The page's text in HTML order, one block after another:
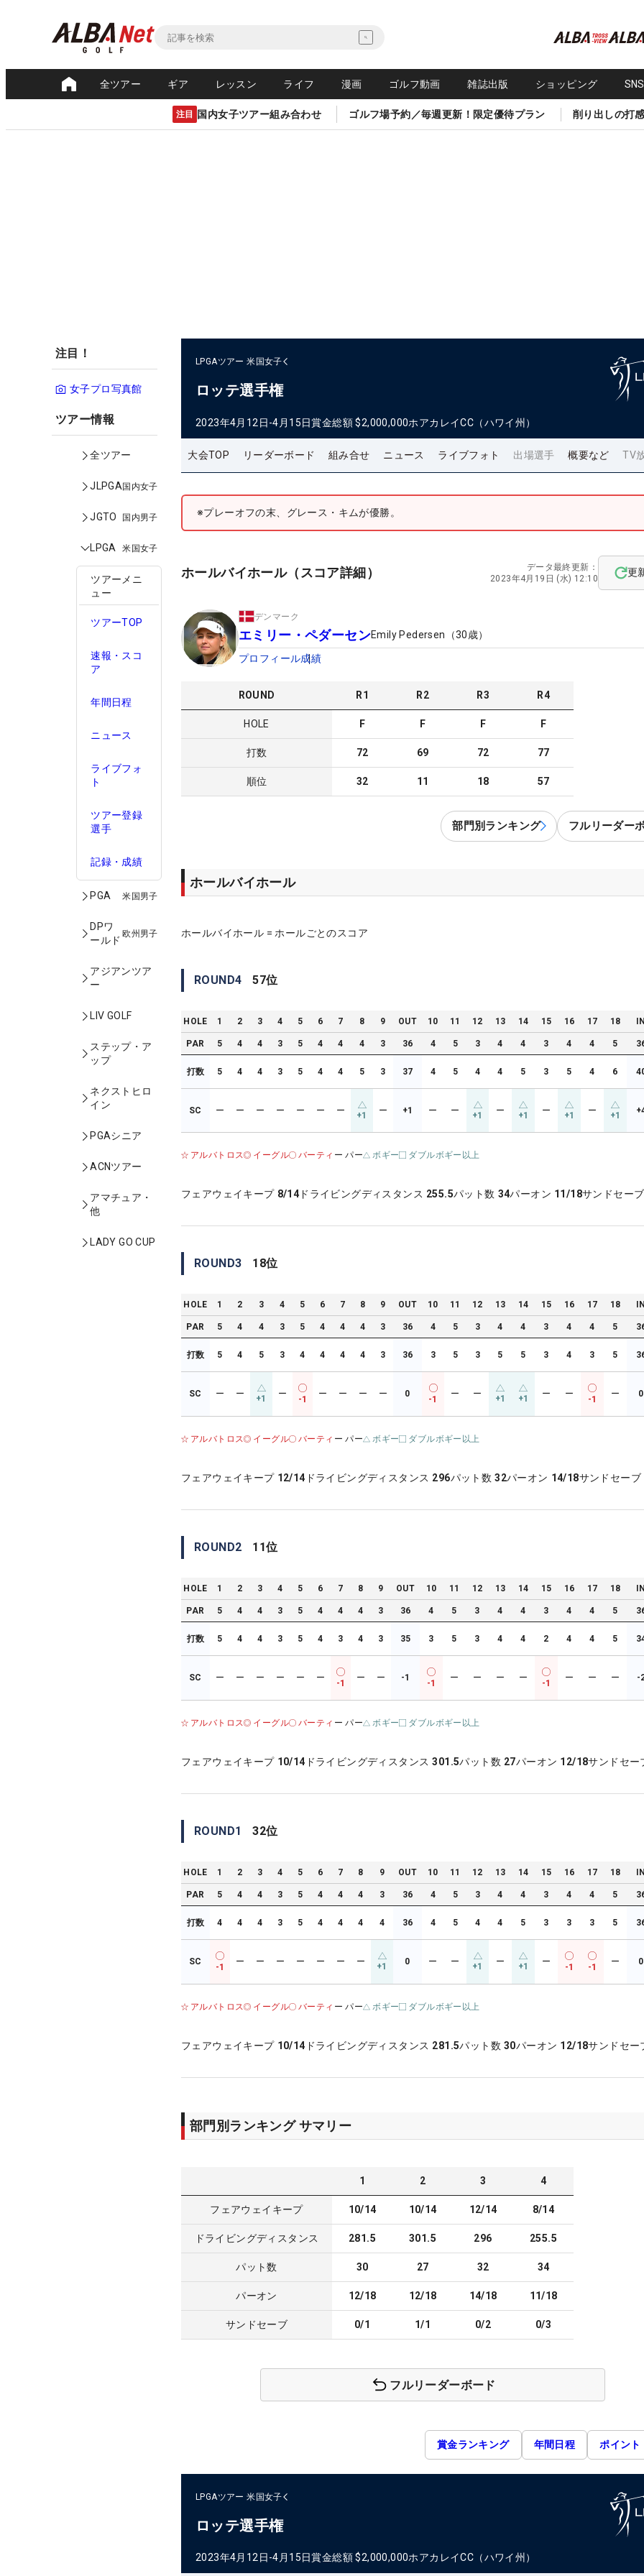
全ツアー ギア レッスン ライフ 漫画 ゴルフ動画 雑誌出版 ショッピング
注目 国内女子ツアー組み合わせ ゴルフ場予約／毎週更新！限定優待プラン 削り出しの打
注目！
女子プロ写真館
ツアー情報
全ツアー
JLPGA国内女子
JGTO 国内男子
LPGA 米国女子
ツアーメニ
ュー
ツアーTOP
速報・スコ
ア
年間日程
ニュース
ライブフォ
ト
ツアー登録
選手
記録・成績
PGA 米国男子
DPワ
ールド
欧州男子
アジアンツア
ー
LIV GOLF
ステップ・ア
ップ
ネクストヒロ
イン
PGAシニア
ACNツアー
アマチュア・
他
LADY GO CUP
LPGAツアー 米国女子
ロッテ選手権
2023年4月12日-4月15日賞金総額 $2,000,000ホアカレイCC（ハワイ州）
大会TOP リーダーボード 組み合せ ニュース ライブフォト 出場選手 概要など TV
※プレーオフの末、グレース・キムが優勝。
ホールバイホール（スコア詳細）
データ最終更新：
2023年4月19日 (水) 12:10
更
デンマーク
エミリー・ペダーセンEmily Pedersen （30歳）
プロフィール成績
ROUND R1 R2 R3 R4
HOLE F F F F
打数 72 69 72 77
順位 32 11 18 57
部門別ランキング フルリーダー
ホールバイホール
ホールバイホール = ホールごとのスコア
ROUND4 57位
HOLE 1 2 3 4 5 6 7 8 9 OUT 10 11 12 13 14 15 16 17 18
PAR 5 4 4 3 5 4 4 4 3 36 4 5 3 4 4 3 4 4 5
打数 5 4 4 3 5 4 4 5 3 37 4 5 4 4 5 3 5 4 6
SC ー ー ー ー ー ー ー +1 ー +1 ー ー +1 ー +1 ー +1 ー +1
アルバトロス イーグル バーティ ー パー ボギー ダブルボギー以上
フェアウェイキープ 8/14 ドライビングディスタンス 255.5パット数 34パーオン 11/18サンドセーブ
ROUND3 18位
HOLE 1 2 3 4 5 6 7 8 9 OUT 10 11 12 13 14 15 16 17 18
PAR 5 4 4 3 5 4 4 4 3 36 4 5 3 4 4 3 4 4 5
打数 5 4 5 3 4 4 4 4 3 36 3 5 3 5 5 3 4 3 5
SC ー ー +1 ー
-1
ー ー ー ー 0
-1
ー ー +1 +1 ー ー
-1
ー 0
アルバトロス イーグル バーティ ー パー ボギー ダブルボギー以上
フェアウェイキープ 12/14 ドライビングディスタンス 296パット数 32パーオン 14/18サンドセーブ
ROUND2 11位
HOLE 1 2 3 4 5 6 7 8 9 OUT 10 11 12 13 14 15 16 17 18
PAR 5 4 4 3 5 4 4 4 3 36 4 5 3 4 4 3 4 4 5
打数 5 4 4 3 5 4 3 4 3 35 3 5 3 4 4 2 4 4 5
SC ー ー ー ー ー ー
-1
ー ー -1
-1
ー ー ー ー
-1
ー ー ー -
アルバトロス イーグル バーティ ー パー ボギー ダブルボギー以上
フェアウェイキープ 10/14 ドライビングディスタンス 301.5パット数 27パーオン 12/18サンドセー
ROUND1 32位
HOLE 1 2 3 4 5 6 7 8 9 OUT 10 11 12 13 14 15 16 17 18
PAR 5 4 4 3 5 4 4 4 3 36 4 5 3 4 4 3 4 4 5
打数 4 4 4 3 5 4 4 4 4 36 4 5 4 4 5 3 3 3 5
SC
-1
ー ー ー ー ー ー ー +1 0 ー ー +1 ー +1 ー
-1 -1
ー 0
アルバトロス イーグル バーティ ー パー ボギー ダブルボギー以上
フェアウェイキープ 10/14 ドライビングディスタンス 281.5パット数 30パーオン 12/18サンドセー
部門別ランキング サマリー
1 2 3 4
フェアウェイキープ 10/14 10/14 12/14 8/14
ドライビングディスタンス 281.5 301.5 296 255.5
パット数 30 27 32 34
パーオン 12/18 12/18 14/18 11/18
サンドセーブ 0/1 1/1 0/2 0/3
フルリーダーボード
賞金ランキング 年間日程 ポイント
LPGAツアー 米国女子
ロッテ選手権
2023年4月12日-4月15日賞金総額 $2,000,000ホアカレイCC（ハワイ州）